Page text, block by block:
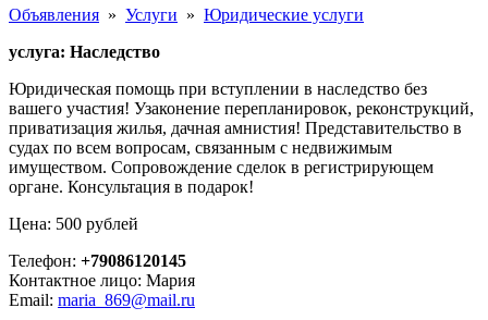
Объявления » Услуги » Юридические услуги
услуга: Наследство
Юридическая помощь при вступлении в наследство без
вашего участия! Узаконение перепланировок, реконструкций,
приватизация жилья, дачная амнистия! Представительство в
судах по всем вопросам, связанным с недвижимым
имуществом. Сопровождение сделок в регистрирующем
органе. Консультация в подарок!
Цена: 500 рублей
Телефон: +79086120145
Контактное лицо: Мария
Email: maria_869@mail.ru